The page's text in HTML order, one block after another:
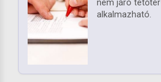
nem járó
alkalmazható.